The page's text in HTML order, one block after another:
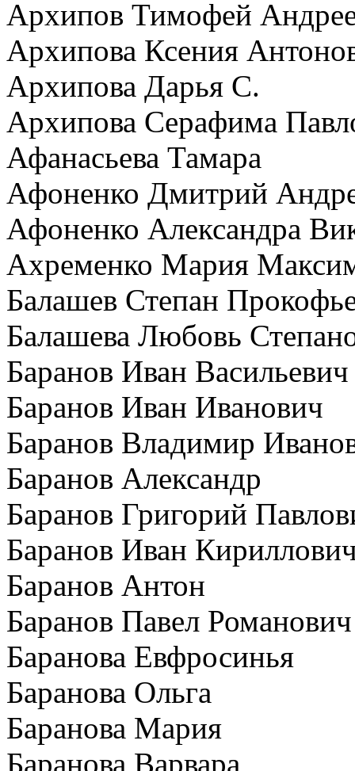
Архипов Тимофей
Архипова Ксения
Архипова Дарья С.
Архипова Серафима
Афанасьева Тамара
Афоненко Дмитрий
Афоненко Александра
Ахременко Мария
Балашев Степан
Балашева Любовь
Баранов Иван Васильевич
Баранов Иван Иванович
Баранов Владимир
Баранов Александр
Баранов Григорий
Баранов Иван
Баранов Антон
Баранов Павел Романович
Баранова Евфросинья
Баранова Ольга
Баранова Мария
Баранова Варвара